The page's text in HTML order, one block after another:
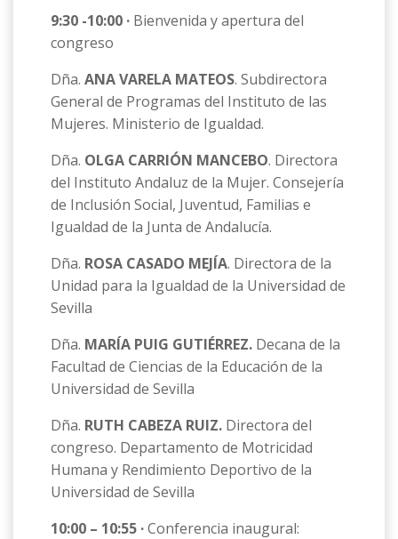
9:30 -10:00 · Bienvenida y apertura del
congreso
Dña. ANA VARELA MATEOS. Subdirectora
General de Programas del Instituto de las
Mujeres. Ministerio de Igualdad.
Dña. OLGA CARRIÓN MANCEBO. Directora
del Instituto Andaluz de la Mujer. Consejería
de Inclusión Social, Juventud, Familias e
Igualdad de la Junta de Andalucía.
Dña. ROSA CASADO MEJÍA. Directora de la
Unidad para la Igualdad de la Universidad de
Sevilla
Dña. MARÍA PUIG GUTIÉRREZ.Decana de la
Facultad de Ciencias de la Educación de la
Universidad de Sevilla
Dña. RUTH CABEZA RUIZ.Directora del
congreso. Departamento de Motricidad
Humana y Rendimiento Deportivo de la
Universidad de Sevilla
10:00 – 10:55 ·Conferencia inaugural: